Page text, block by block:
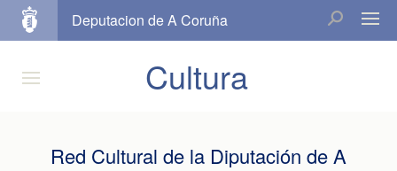
Deputacion de A Coruña
Cultura
Red Cultural de la Diputación de A